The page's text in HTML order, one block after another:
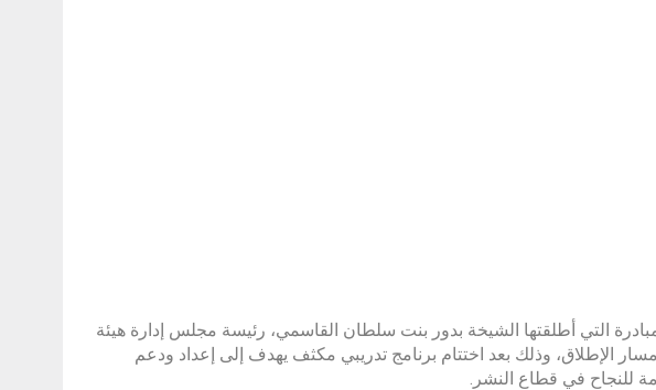
التي أطلقتها الشيخة بدور بنت سلطان القاسمي، رئيسة مجلس إدارة هيئة
الإطلاق، وذلك بعد اختتام برنامج تدريبي مكثف يهدف إلى إعداد ودعم
للنجاح في قطاع النشر.